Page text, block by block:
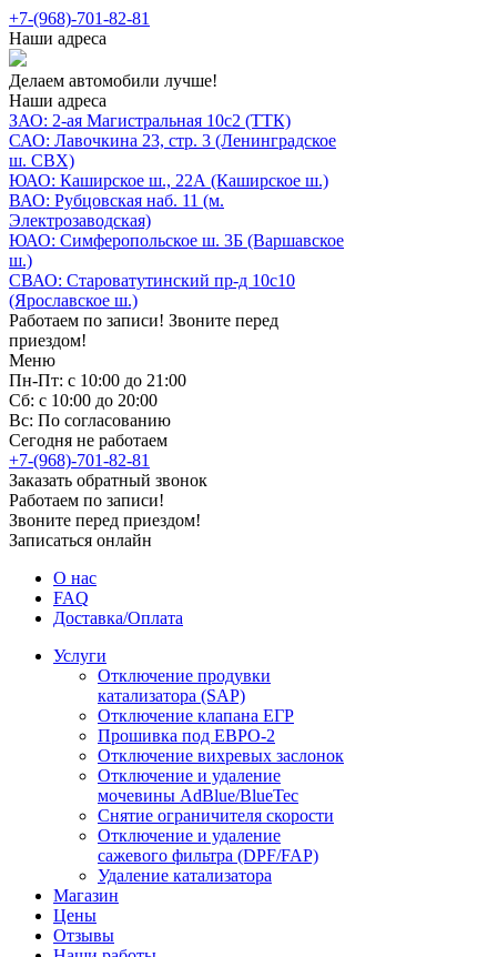
+7-(968)-701-82-81
Наши адреса
Делаем автомобили лучше!
Наши адреса
ЗАО: 2-ая Магистральная 10с2 (ТТК)
САО: Лавочкина 23, стр. 3 (Ленинградское
ш. СВХ)
ЮАО: Каширское ш., 22А (Каширское ш.)
ВАО: Рубцовская наб. 11 (м.
Электрозаводская)
ЮАО: Симферопольское ш. 3Б (Варшавское
ш.)
СВАО: Староватутинский пр-д 10с10
(Ярославское ш.)
Работаем по записи! Звоните перед
приездом!
Меню
Пн-Пт: с 10:00 до 21:00
Сб: с 10:00 до 20:00
Вс: По согласованию
Сегодня не работаем
+7-(968)-701-82-81
Заказать обратный звонок
Работаем по записи!
Звоните перед приездом!
Записаться онлайн
О нас
FAQ
Доставка/Оплата
Услуги
Отключение продувки
катализатора (SAP)
Отключение клапана ЕГР
Прошивка под ЕВРО-2
Отключение вихревых заслонок
Отключение и удаление
мочевины AdBlue/BlueTec
Снятие ограничителя скорости
Отключение и удаление
сажевого фильтра (DPF/FAP)
Удаление катализатора
Магазин
Цены
Отзывы